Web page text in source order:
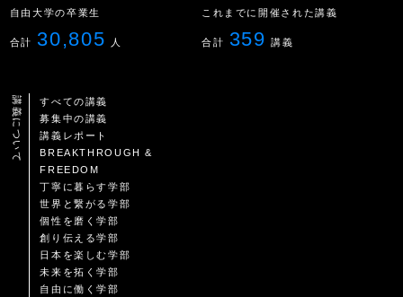
自由大学の卒業生
合計 30,805 人
これまでに開催された講義
合計 359 講義
講義について
すべての講義
募集中の講義
講義レポート
BREAKTHROUGH &
FREEDOM
丁寧に暮らす学部
世界と繋がる学部
個性を磨く学部
創り伝える学部
日本を楽しむ学部
未来を拓く学部
自由に働く学部